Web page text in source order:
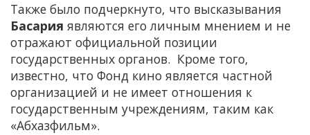
Также было подчеркнуто, что высказывания
Басария являются его личным мнением и не
отражают официальной позиции
государственных органов. Кроме того,
известно, что Фонд кино является частной
организацией и не имеет отношения к
государственным учреждениям, таким как
«Абхазфильм».